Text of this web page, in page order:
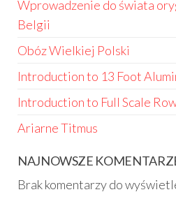
Wprowadzenie do świata
Belgii
Obóz Wielkiej Polski
Introduction to 13 Foot
Introduction to Full Scale
Ariarne Titmus
NAJNOWSZE
Brak komentarzy do